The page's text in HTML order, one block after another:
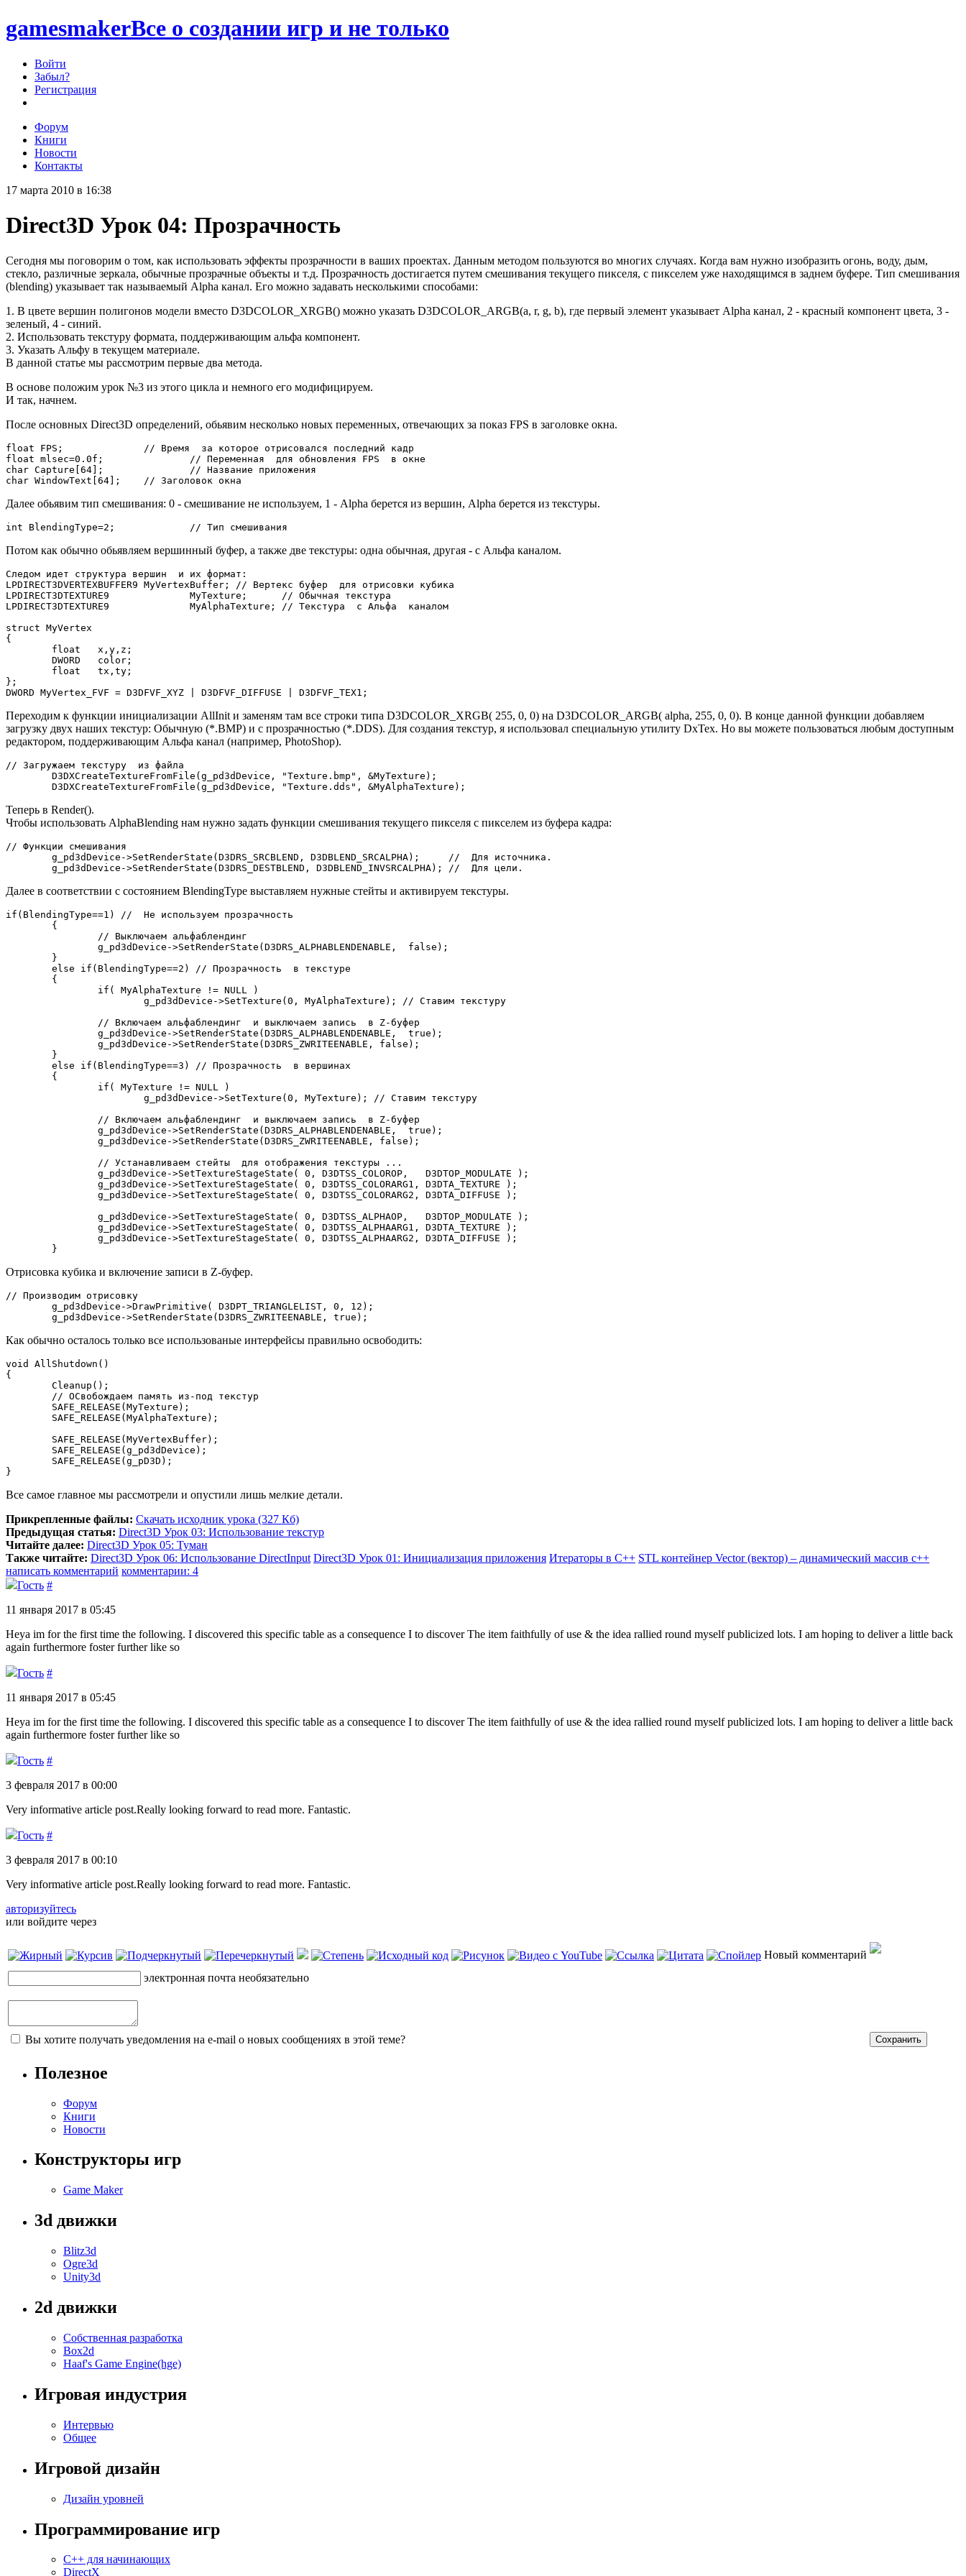
gamesmakerВсе о создании игр и не только
Войти
Забыл?
Регистрация
Форум
Книги
Новости
Контакты
17 марта 2010 в 16:38
Direct3D Урок 04: Прозрачность
Сегодня мы поговорим о том, как использовать эффекты прозрачности в ваших проектах. Данным методом пользуются во многих случаях. Когда вам нужно изобразить огонь, воду, дым,
стекло, различные зеркала, обычные прозрачные объекты и т.д. Прозрачность достигается путем смешивания текущего пикселя, с пикселем уже находящимся в заднем буфере. Тип смешивания
(blending) указывает так называемый Alpha канал. Его можно задавать несколькими способами:
1. В цвете вершин полигонов модели вместо D3DCOLOR_XRGB() можно указать D3DCOLOR_ARGB(a, r, g, b), где первый элемент указывает Alpha канал, 2 - красный компонент цвета, 3 -
зеленый, 4 - синий.
2. Использовать текстуру формата, поддерживающим альфа компонент.
3. Указать Альфу в текущем материале.
В данной статье мы рассмотрим первые два метода.
В основе положим урок №3 из этого цикла и немного его модифицируем.
И так, начнем.
После основных Direct3D определений, обьявим несколько новых переменных, отвечающих за показ FPS в заголовке окна.
float FPS;		// Время  за которое отрисовался последний кадр
float mlsec=0.0f;		// Переменная  для обновления FPS  в окне
char Capture[64];		// Название приложения
char WindowText[64];	// Заголовок окна
Далее обьявим тип смешивания: 0 - смешивание не используем, 1 - Alpha берется из вершин, Alpha берется из текстуры.
Потом как обычно обьявляем вершинный буфер, а также две текстуры: одна обычная, другая - с Альфа каналом.
Следом идет структура вершин  и их формат:
LPDIRECT3DVERTEXBUFFER9	MyVertexBuffer;	// Вертекс буфер  для отрисовки кубика
LPDIRECT3DTEXTURE9		MyTexture;	// Обычная текстура
LPDIRECT3DTEXTURE9		MyAlphaTexture;	// Текстура  с Альфа  каналом
struct MyVertex
{
};
Переходим к функции инициализации AllInit и заменям там все строки типа D3DCOLOR_XRGB( 255, 0, 0) на D3DCOLOR_ARGB( alpha, 255, 0, 0). В конце данной функции добавляем
загрузку двух наших текстур: Обычную (*.BMP) и с прозрачностью (*.DDS). Для создания текстур, я использовал специальную утилиту DxTex. Но вы можете пользоваться любым доступным
редактором, поддерживающим Альфа канал (например, PhotoShop).
// Загружаем текстуру  из файла
	D3DXCreateTextureFromFile(g_pd3dDevice, "Texture.dds", &MyAlphaTexture);
Теперь в Render().
Чтобы использовать AlphaBlending нам нужно задать функции смешивания текущего пикселя с пикселем из буфера кадра:
// Функции смешивания
	g_pd3dDevice->SetRenderState(D3DRS_DESTBLEND, D3DBLEND_INVSRCALPHA); //  Для цели.
Далее в соответствии с состоянием BlendingType выставляем нужные стейты и активируем текстуры.
if(BlendingType==1) //  Не используем прозрачность
Отрисовка кубика и включение записи в Z-буфер.
// Производим отрисовку
	g_pd3dDevice->SetRenderState(D3DRS_ZWRITEENABLE, true);
Как обычно осталось только все использованые интерфейсы правильно освободить:
void AllShutdown()
{
}
Все самое главное мы рассмотрели и опустили лишь мелкие детали.
Прикрепленные файлы: Скачать исходник урока (327 Кб)
Предыдущая статья: Direct3D Урок 03: Использование текстур
Читайте далее: Direct3D Урок 05: Туман
Также читайте: Direct3D Урок 06: Использование DirectInput Direct3D Урок 01: Инициализация приложения Итераторы в C++ STL контейнер Vector (вектор) – динамический массив c++
написать комментарий комментарии: 4
Гость #
11 января 2017 в 05:45
Heya im for the first time the following. I discovered this specific table as a consequence I to discover The item faithfully of use & the idea rallied round myself publicized lots. I am hoping to deliver a little back
again furthermore foster further like so
Гость #
11 января 2017 в 05:45
Heya im for the first time the following. I discovered this specific table as a consequence I to discover The item faithfully of use & the idea rallied round myself publicized lots. I am hoping to deliver a little back
again furthermore foster further like so
Гость #
3 февраля 2017 в 00:00
Very informative article post.Really looking forward to read more. Fantastic.
Гость #
3 февраля 2017 в 00:10
Very informative article post.Really looking forward to read more. Fantastic.
авторизуйтесь
или войдите через
Новый комментарий
электронная почта необязательно
Вы хотите получать уведомления на e-mail о новых сообщениях в этой теме?
Полезное
Форум
Книги
Новости
Конструкторы игр
Game Maker
3d движки
Blitz3d
Ogre3d
Unity3d
2d движки
Собственная разработка
Box2d
Haaf's Game Engine(hge)
Игровая индустрия
Интервью
Общее
Игровой дизайн
Дизайн уровней
Программирование игр
C++ для начинающих
DirectX